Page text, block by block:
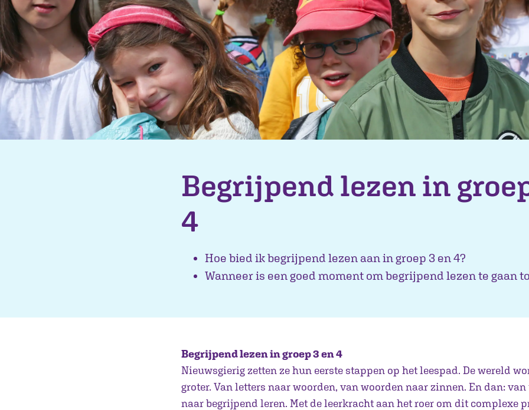
Begrijpend lezen in
4
Hoe bied ik begrijpend lezen aan in groep 3 en 4?
Wanneer is een goed moment om begrijpend lezen te gaan
Begrijpend lezen in groep 3 en 4
Nieuwsgierig zetten ze hun eerste stappen op het leespad. De wereld
groter. Van letters naar woorden, van woorden naar zinnen. En dan:
naar begrijpend leren. Met de leerkracht aan het roer om dit complexe